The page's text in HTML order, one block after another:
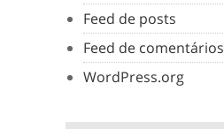
Feed de posts
Feed de comentários
WordPress.org